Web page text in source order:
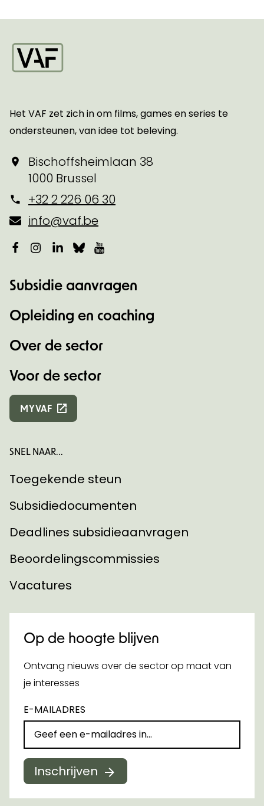
Het VAF zet zich in om films, games en series te
ondersteunen, van idee tot beleving.
Bischoffsheimlaan 38
1000 Brussel
+32 2 226 06 30
info@vaf.be
Facebook
Instagram
LinkedIn
Bluesky
Subsidie aanvragen
Opleiding en coaching
Over de sector
Voor de sector
MYVAF
SNEL NAAR...
Toegekende steun
Subsidiedocumenten
Deadlines subsidieaanvragen
Beoordelingscommissies
Vacatures
Op de hoogte blijven
Ontvang nieuws over de sector op maat van
je interesses
E-MAILADRES
Inschrijven